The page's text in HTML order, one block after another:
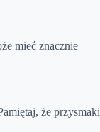
mieć znacznie
że przysmaki